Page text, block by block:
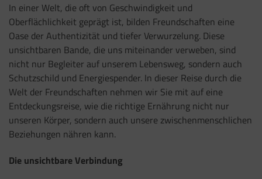
In einer Welt, die oft von Geschwindigkeit und
Oberflächlichkeit geprägt ist, bilden Freundschaften eine
Oase der Authentizität und tiefer Verwurzelung. Diese
unsichtbaren Bande, die uns miteinander verweben, sind
nicht nur Begleiter auf unserem Lebensweg, sondern auch
Schutzschild und Energiespender. In dieser Reise durch die
Welt der Freundschaften nehmen wir Sie mit auf eine
Entdeckungsreise, wie die richtige Ernährung nicht nur
unseren Körper, sondern auch unsere zwischenmenschlichen
Beziehungen nähren kann.
Die unsichtbare Verbindung